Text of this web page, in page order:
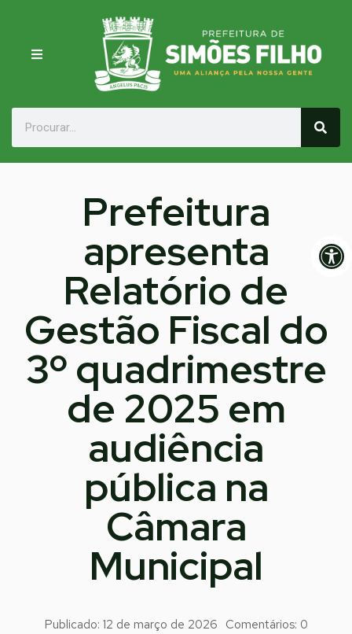
Prefeitura
apresenta
Relatório de
Gestão Fiscal do
3º quadrimestre
de 2025 em
audiência
pública na
Câmara
Municipal
Publicado: 12 de março de 2026 Comentários: 0